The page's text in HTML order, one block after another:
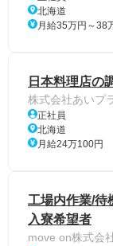
北海道
月給35万円～38
日本料理店の
株式会社あいプ
正社員
北海道
月給24万100円
工場内作業/待
入寮希望者
move on株式会